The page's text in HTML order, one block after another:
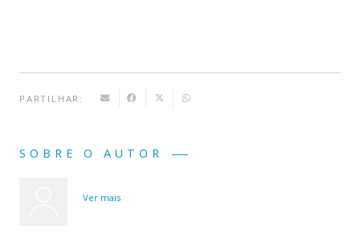
PARTILHAR:
SOBRE O AUTOR
Ver mais